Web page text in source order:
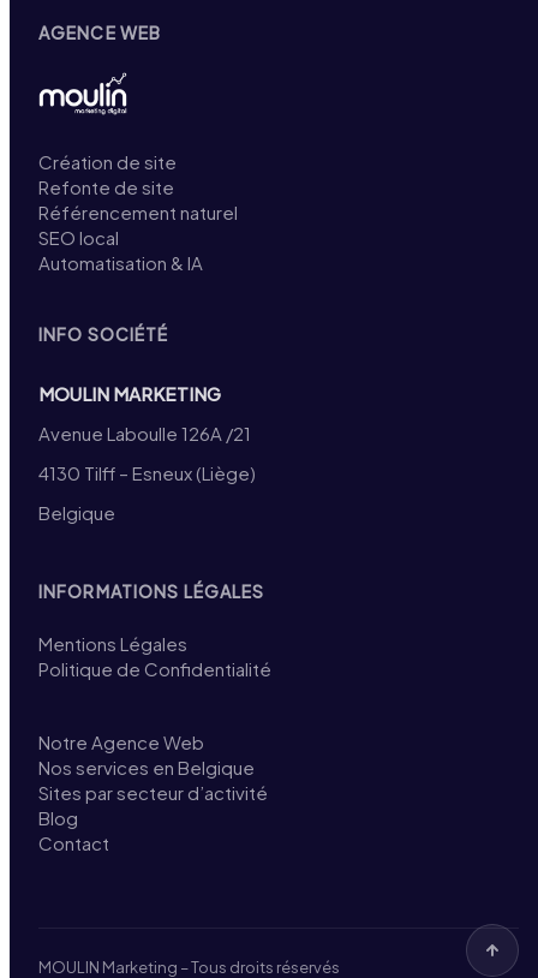
AGENCE WEB
Création de site
Refonte de site
Référencement naturel
SEO local
Automatisation & IA
INFO SOCIÉTÉ
MOULIN MARKETING
Avenue Laboulle 126A /21
4130 Tilff – Esneux (Liège)
Belgique
INFORMATIONS LÉGALES
Mentions Légales
Politique de Confidentialité
Notre Agence Web
Nos services en Belgique
Sites par secteur d’activité
Blog
Contact
MOULIN Marketing – Tous droits réservés